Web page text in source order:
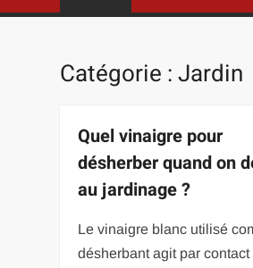
Catégorie :Jardin
Quel vinaigre pour
désherber quand on
au jardinage ?
Le vinaigre blanc utilisé
désherbant agit par contact